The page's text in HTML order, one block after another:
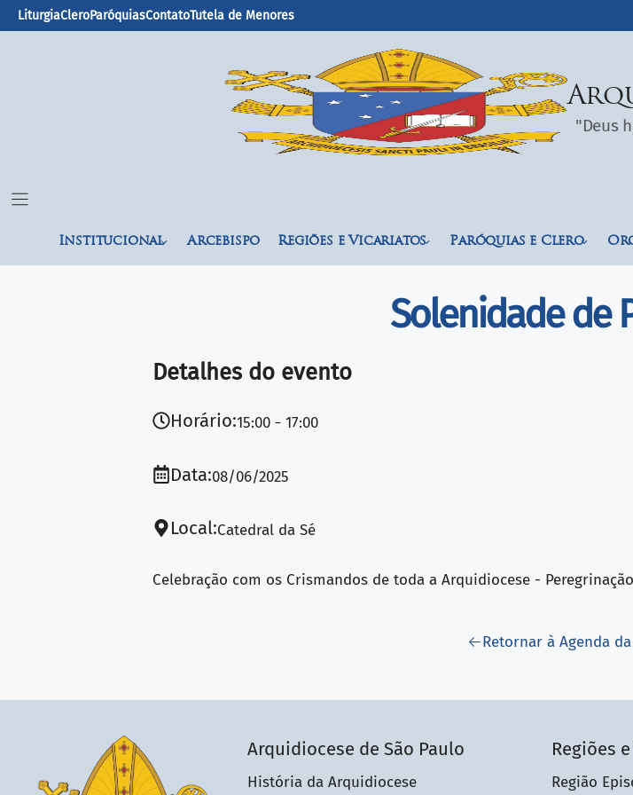
LiturgiaCleroParóquiasContatoTutela de Menores
"Deus
Institucional Arcebispo Regiões e Vicariatos Paróquias e Clero
Solenidade de
Detalhes do evento
Horário:15:00 17:00
Data:08/06/2025
Local:Catedral da Sé
Celebração com os Crismandos de toda a Arquidiocese -
Retornar à Agenda
Arquidiocese de São Paulo
História da Arquidiocese
Regiões
Região